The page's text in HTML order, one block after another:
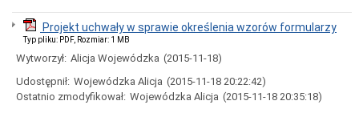
Ogłoszenia
obwieszczenia
w
2026
Projekt uchwały w sprawie określenia wzorów formularzy
Typ pliku: PDF, Rozmiar: 1 MB
Wytworzył: Alicja Wojewódzka (2015-11-18)
Udostępnił: Wojewódzka Alicja (2015-11-18 20:22:42)
Ostatnio zmodyfikował: Wojewódzka Alicja (2015-11-18 20:35:18)